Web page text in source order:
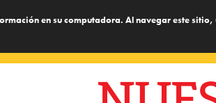
en su computadora. Al navegar este